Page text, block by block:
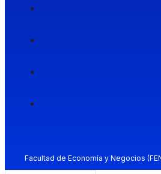
Facultad de Economía y Negocios